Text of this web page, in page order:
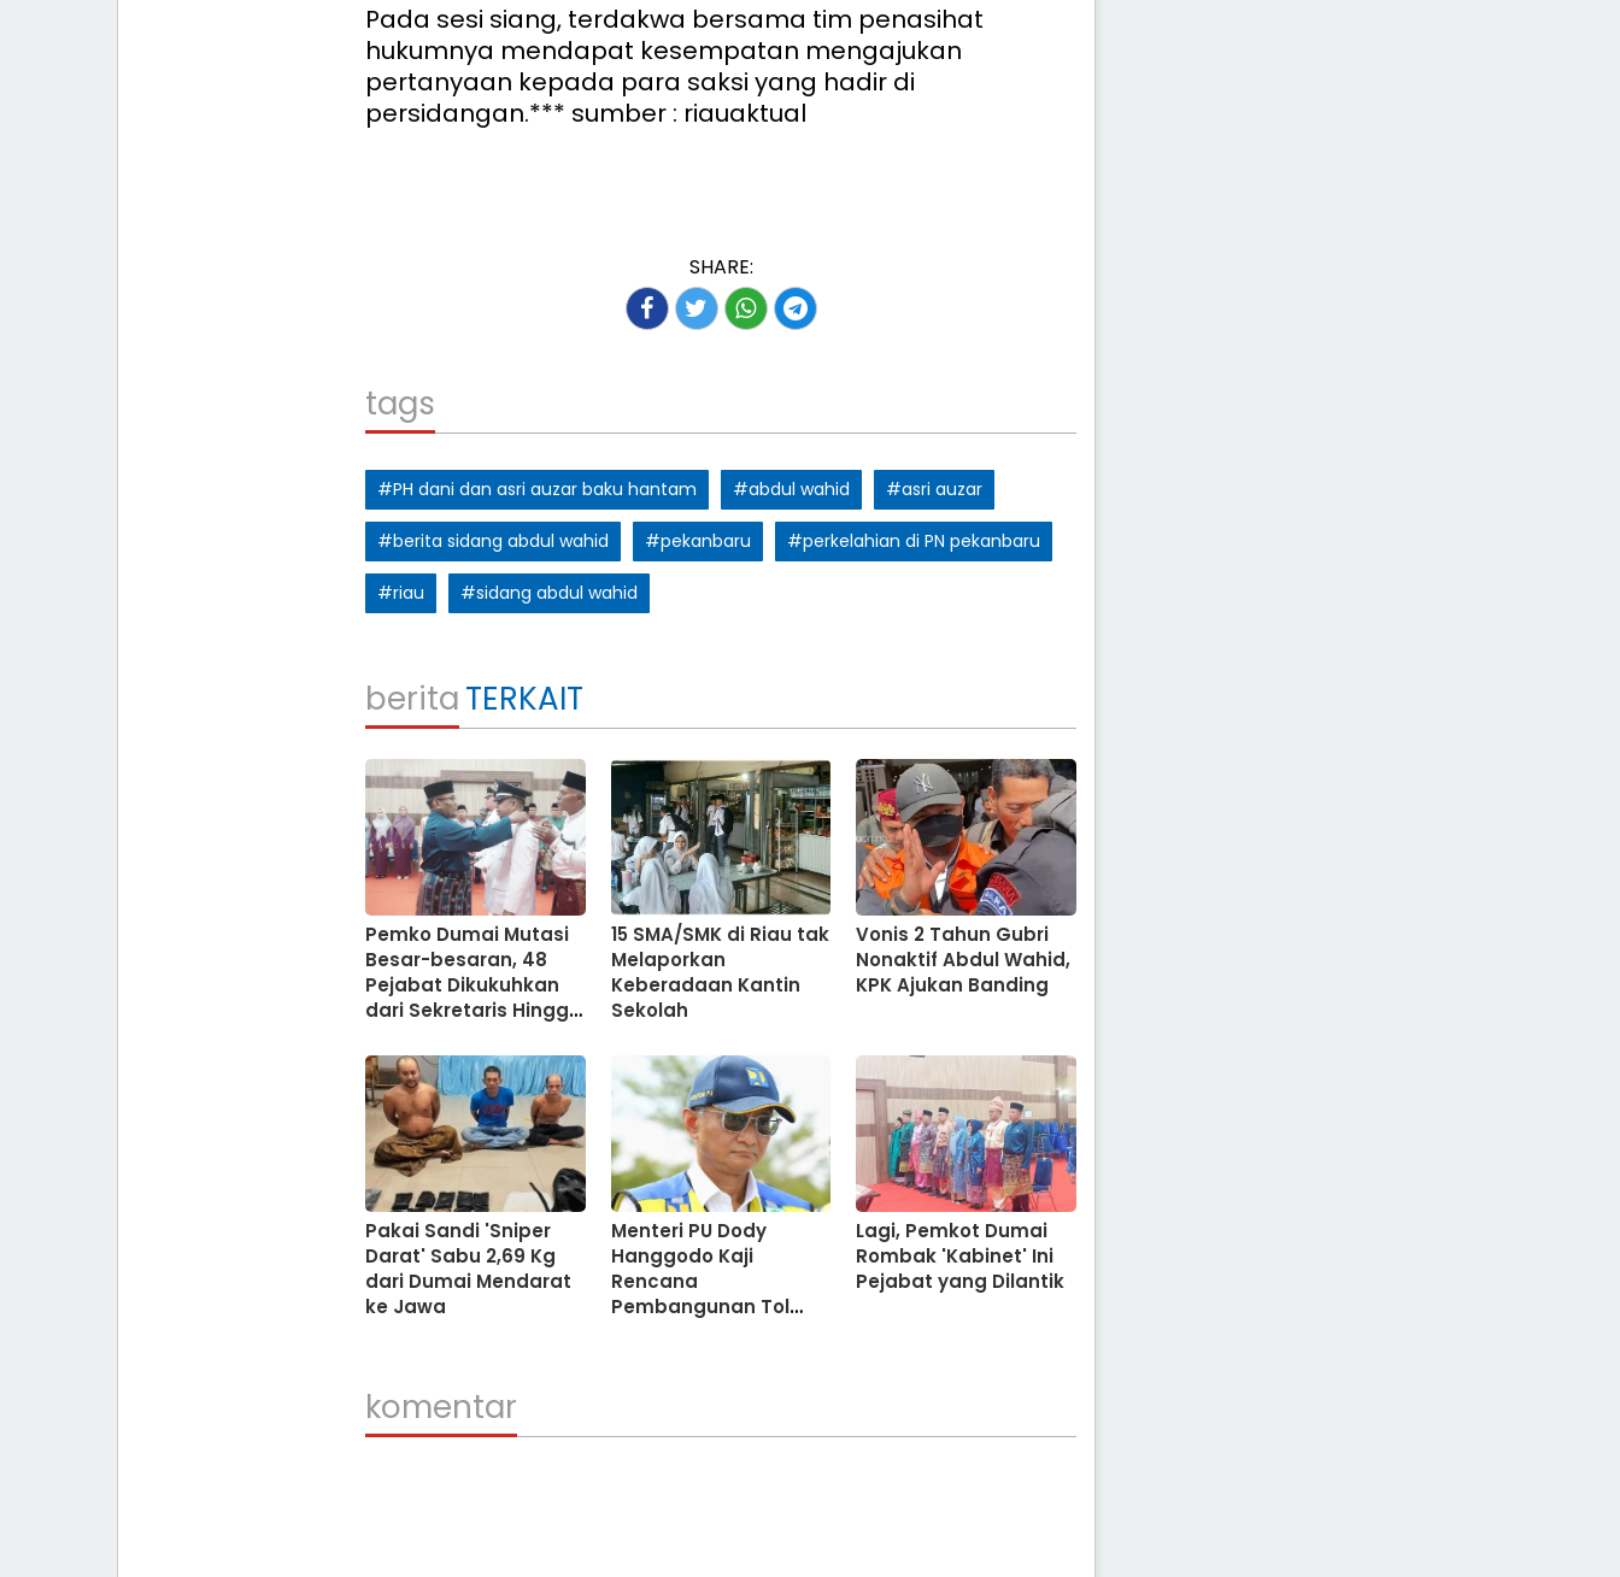
Pada sesi siang, terdakwa bersama tim penasihat
hukumnya mendapat kesempatan mengajukan
pertanyaan kepada para saksi yang hadir di
persidangan.*** sumber : riauaktual
SHARE:
tags
#PH dani dan asri auzar baku hantam #abdul wahid #asri auzar
#berita sidang abdul wahid #pekanbaru #perkelahian di PN pekanbaru
#riau #sidang abdul wahid
beritaTERKAIT
Pemko Dumai Mutasi
Besar-besaran, 48
Pejabat Dikukuhkan
dari Sekretaris Hingga
15 SMA/SMK di Riau tak
Melaporkan
Keberadaan Kantin
Sekolah
Vonis 2 Tahun Gubri
Nonaktif Abdul Wahid,
KPK Ajukan Banding
Pakai Sandi 'Sniper
Darat' Sabu 2,69 Kg
dari Dumai Mendarat
ke Jawa
Menteri PU Dody
Hanggodo Kaji
Rencana
Pembangunan Tol
Lagi, Pemkot Dumai
Rombak 'Kabinet' Ini
Pejabat yang Dilantik
komentar